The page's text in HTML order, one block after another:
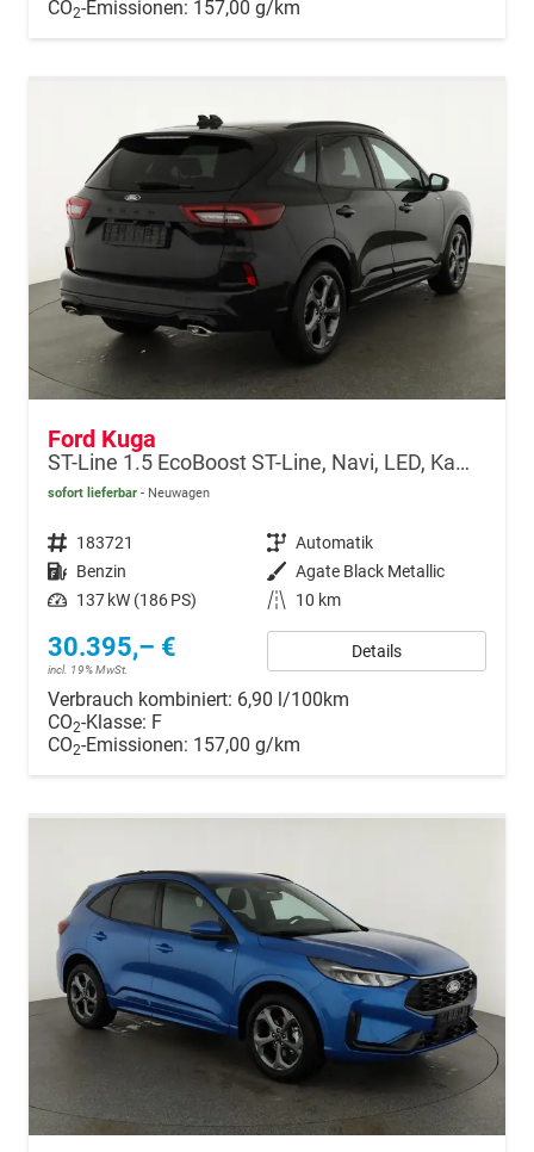
CO2-Emissionen: 157,00 g/km
Ford Kuga
ST-Line 1.5 EcoBoost ST-Line, Navi, LED, Kamera, Winter, FS beheizbar
sofort lieferbar Neuwagen
Fahrzeugnr. 183721 Getriebe Automatik
Kraftstoff Benzin Außenfarbe Agate Black Metallic
Leistung 137 kW (186 PS) Kilometerstand 10 km
30.395,– €
incl. 19% MwSt.
Details
Verbrauch kombiniert: 6,90 l/100km
CO2-Klasse: F
CO2-Emissionen: 157,00 g/km